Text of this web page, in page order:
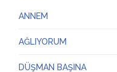
ANNEM
AĞLIYORUM
DÜŞMAN BAŞINA